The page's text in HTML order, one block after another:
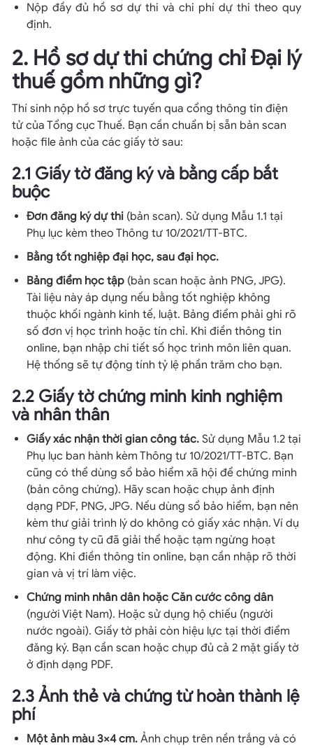
Nộp đầy đủ hồ sơ dự thi và chi phí dự thi theo quy
định.
2. Hồ sơ dự thi chứng chỉ Đại lý
thuế gồm những gì?
Thí sinh nộp hồ sơ trực tuyến qua cổng thông tin điện
tử của Tổng cục Thuế. Bạn cần chuẩn bị sẵn bản scan
hoặc file ảnh của các giấy tờ sau:
2.1 Giấy tờ đăng ký và bằng cấp bắt
buộc
Đơn đăng ký dự thi (bản scan). Sử dụng Mẫu 1.1 tại
Phụ lục kèm theo Thông tư 10/2021/TT-BTC.
Bằng tốt nghiệp đại học, sau đại học.
Bảng điểm học tập (bản scan hoặc ảnh PNG, JPG).
Tài liệu này áp dụng nếu bằng tốt nghiệp không
thuộc khối ngành kinh tế, luật. Bảng điểm phải ghi rõ
số đơn vị học trình hoặc tín chỉ. Khi điền thông tin
online, bạn nhập chi tiết số học trình môn liên quan.
Hệ thống sẽ tự động tính tỷ lệ phần trăm cho bạn.
2.2 Giấy tờ chứng minh kinh nghiệm
và nhân thân
Giấy xác nhận thời gian công tác. Sử dụng Mẫu 1.2 tại
Phụ lục ban hành kèm Thông tư 10/2021/TT-BTC. Bạn
cũng có thể dùng sổ bảo hiểm xã hội để chứng minh
(bản công chứng). Hãy scan hoặc chụp ảnh định
dạng PDF, PNG, JPG. Nếu dùng sổ bảo hiểm, bạn nên
kèm thư giải trình lý do không có giấy xác nhận. Ví dụ
như công ty cũ đã giải thể hoặc tạm ngừng hoạt
động. Khi điền thông tin online, bạn cần nhập rõ thời
gian và vị trí làm việc.
Chứng minh nhân dân hoặc Căn cước công dân
(người Việt Nam). Hoặc sử dụng hộ chiếu (người
nước ngoài). Giấy tờ phải còn hiệu lực tại thời điểm
đăng ký. Bạn cần scan hoặc chụp đủ cả 2 mặt giấy tờ
ở định dạng PDF.
2.3 Ảnh thẻ và chứng từ hoàn thành lệ
phí
Một ảnh màu 3×4 cm. Ảnh chụp trên nền trắng và có